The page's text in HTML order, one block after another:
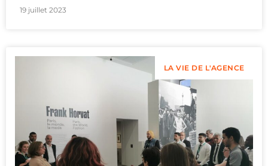
19 juillet 2023
LA VIE DE L'AGENCE